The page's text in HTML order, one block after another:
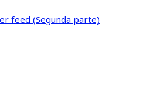
feed (Segunda parte)